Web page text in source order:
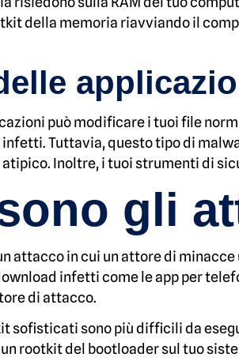
della memoria riavviando il
può modificare i tuoi file
Tuttavia, questo tipo di
Inoltre, i tuoi strumenti di
gli
attacco in cui un attore di
infetti come le app per
di attacco.
sofisticati sono più difficili da
rootkit del bootloader sul tuo